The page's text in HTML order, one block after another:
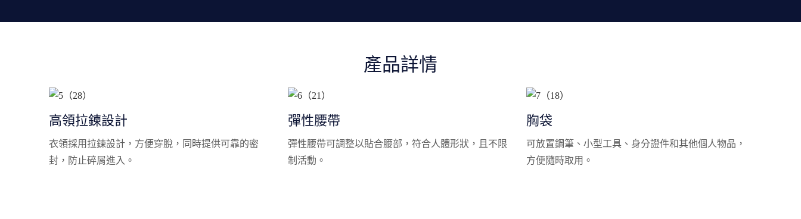
產品詳情
高領拉鍊設計
衣領採用拉鍊設計，方便穿脫，同時提供可靠的密
封，防止碎屑進入。
彈性腰帶
彈性腰帶可調整以貼合腰部，符合人體形狀，且不限
制活動。
胸袋
可放置鋼筆、小型工具、身分證件和其他個人物品，
方便隨時取用。